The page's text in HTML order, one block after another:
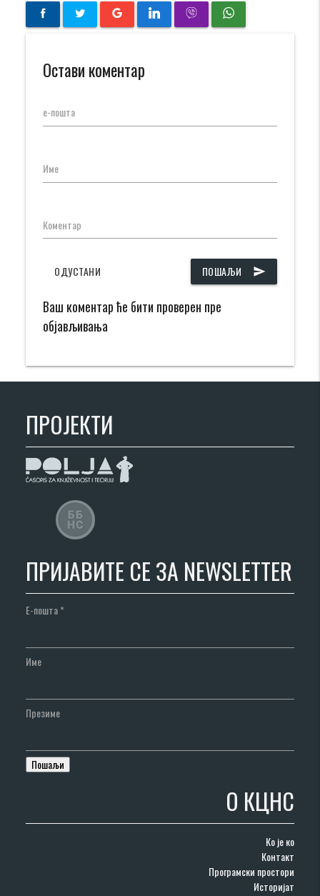
Остави коментар
е-пошта
Име
Коментар
ПОШАЉИ send
ОДУСТАНИ
Ваш коментар ће бити проверен пре
објављивања
ПРОЈЕКТИ
ПРИЈАВИТЕ СЕ ЗА NEWSLETTER
Е-пошта*
Име
Презиме
О КЦНС
Ко је ко
Контакт
Програмски простори
Историјат